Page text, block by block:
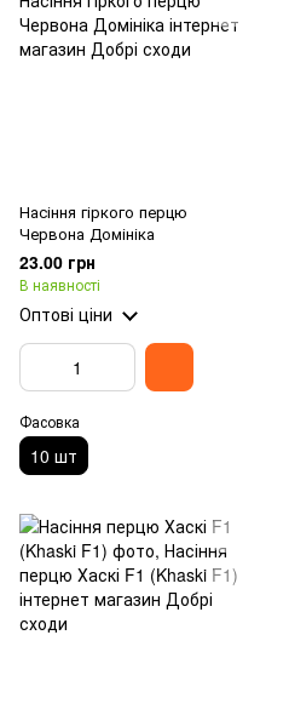
Насіння гіркого перцю
Червона Домініка
23.00 грн
В наявності
Оптові ціни
Фасовка
10 шт